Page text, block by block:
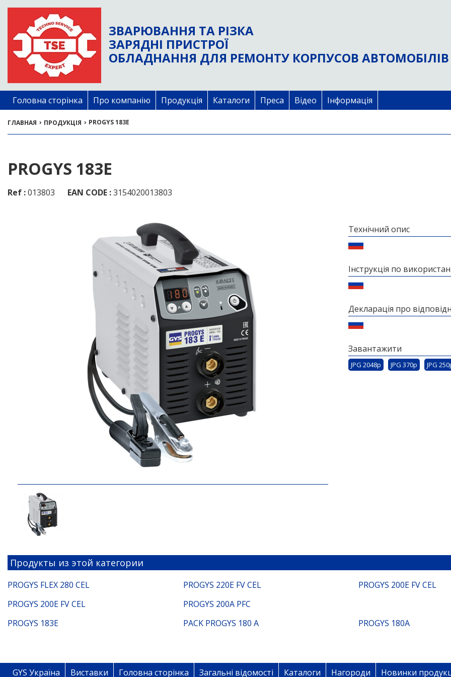
ЗВАРЮВАННЯ ТА РІЗКА
ЗАРЯДНІ ПРИСТРОЇ
ОБЛАДНАННЯ ДЛЯ РЕМОНТУ КОРПУСОВ АВТОМОБІЛІВ
Головна сторінка Про компанію Продукція Каталоги Преса Відео Інформація
ГЛАВНАЯ › ПРОДУКЦІЯ › PROGYS 183E
PROGYS 183E
Ref :013803 EAN CODE :3154020013803
Технічний опис
Інструкція по
Декларація про
Завантажити
JPG 2048p JPG 370p JPG
Продукты из этой категории
PROGYS FLEX 280 CEL PROGYS 220E FV CEL
PROGYS 200E FV CEL
PROGYS 200E FV CEL
PROGYS 200A PFC
PROGYS 183E
PACK PROGYS 180 A PROGYS 180A
GYS Україна Виставки Головна сторінка Загальні відомості Каталоги Нагороди Новинки